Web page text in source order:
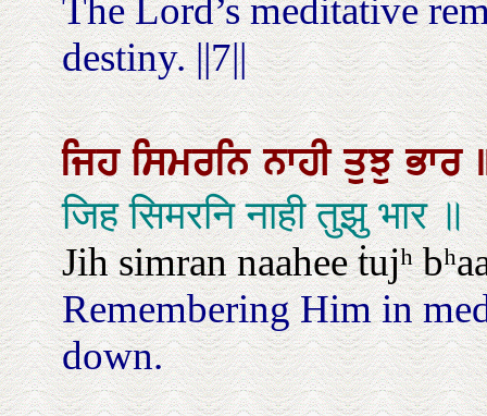
The Lord’s meditative
destiny. ||7||
ਜਿਹਸਿਮਰਨਿਨਾਹੀਤੁਝੁਭਾਰ
जिह सिमरनि नाही तुझु भार ॥
Jih simran naahee ṫujʰ
Remembering Him in
down.